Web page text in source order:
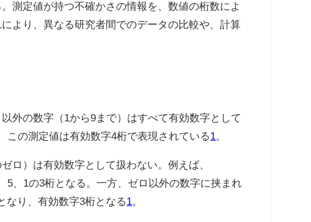
測定値が持つ不確かさの情報を、数値の桁数によ
より、異なる研究者間でのデータの比較や、計算
外の数字（1から9まで）はすべて有効数字として
この測定値は有効数字4桁で表現されている1
ロ）は有効数字として扱わない。例えば、
、1の3桁となる。一方、ゼロ以外の数字に挟まれ
なり、有効数字3桁となる1